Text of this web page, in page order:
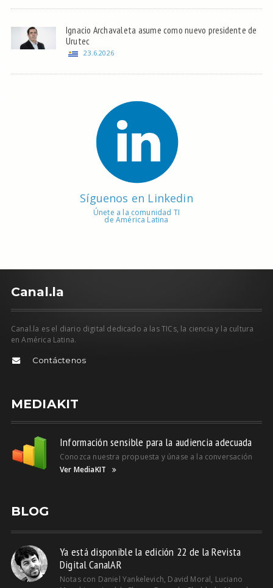
Ignacio Archavaleta asume como nuevo presidente de
Urutec
23.6.2026
Síguenos en Linkedin
Únete a la comunidad TI
de América Latina
Canal.la
Canal.la es el diario digital dedicado a las TICs, la ciencia y la cultura
en América Latina.
Contáctenos
MEDIAKIT
Información sensible para la audiencia adecuada
Conozca nuestra propuesta y únase a la conversación
Ver MediaKIT
BLOG
Ya está disponible la edición 22 de la Revista
Digital CanalAR
Notas con Daniel Yankelevich, David Moral, Luciano